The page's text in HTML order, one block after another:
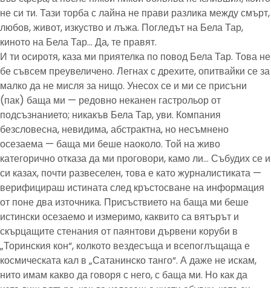
не си ти. Тази торба с лайна не прави разлика между смърт,
любов, живот, изкуство и лъжа. Погледът на Бела Тар,
киното на Бела Тар… Да, те правят.
И ти осиротя, каза ми приятелка по повод Бела Тар. Това не
бе съвсем преувеличено. Легнах с дрехите, опитвайки се за
малко да не мисля за нищо. Унесох се и ми се присъни
(пак) баща ми — редовно неканен гастрольор от
подсъзнанието; никакъв Бела Тар, уви. Компания
безсловесна, невидима, абстрактна, но несъмнено
осезаема — баща ми беше наоколо. Той на живо
категорично отказа да ми проговори, камо ли… Събудих се и
си казах, почти развеселен, това е като журналистиката —
верифицираш истината след кръстосване на информация
от поне два източника. Присъствието на баща ми беше
истински осезаемо и измеримо, каквито са вятърът и
скърцащите стенания от паянтови дървени коруби в
„Торинския кон“, колкото вездесъща и всепоглъщаща е
космическата кал в „Сатанинско танго“. А даже не искам,
нито имам какво да говоря с него, с баща ми. Но как да